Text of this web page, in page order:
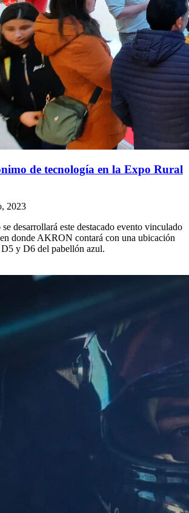
de tecnología en la Expo Rural
2023
desarrollará este destacado evento vinculado
donde AKRON contará con una ubicación
D5 y D6 del pabellón azul.